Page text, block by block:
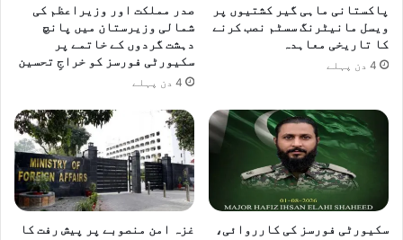
پاکستانی ماہی گیر کشتیوں پر
ویسل مانیٹرنگ سسٹم نصب کرنے
کا تاریخی معاہدہ
4 دن پہلے
صدر مملکت اور وزیراعظم کی
شمالی وزیرستان میں پانچ
دہشت گردوں کے خاتمے پر
سکیورٹی فورسز کو خراجِ تحسین
4 دن پہلے
سکیورٹی فورسز کی کارروائی،
غزہ امن منصوبے پر پیش رفت کا